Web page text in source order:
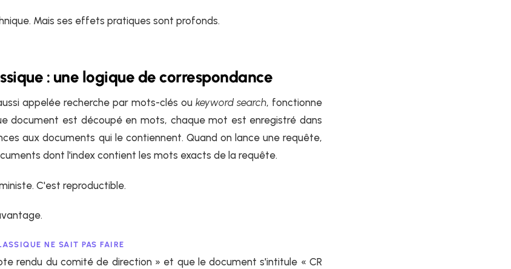
Mais ses effets pratiques sont profonds.
: une logique de correspondance
appelée recherche par mots-clés ou keyword search, fonctionne
document est découpé en mots, chaque mot est enregistré dans
aux documents qui le contiennent. Quand on lance une requête,
dont l'index contient les mots exacts de la requête.
C'est reproductible.
NE SAIT PAS FAIRE
rendu du comité de direction » et que le document s'intitule « CR